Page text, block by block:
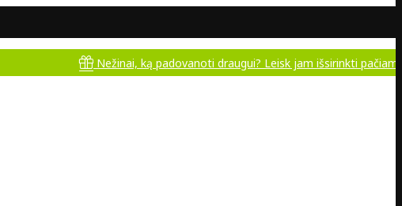
Nežinai, ką padovanoti draugui? Leisk jam išsirinkti pačiam!